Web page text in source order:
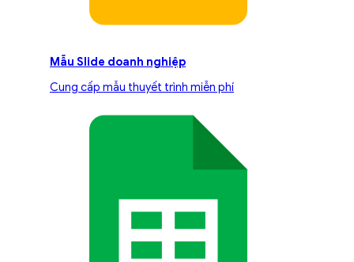
Mẫu Slide doanh nghiệp
Cung cấp mẫu thuyết trình miễn phí